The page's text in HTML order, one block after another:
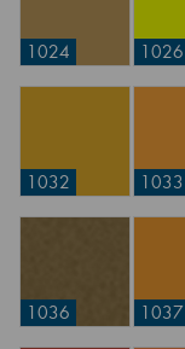
1024 1026
1032 1033
1036 1037